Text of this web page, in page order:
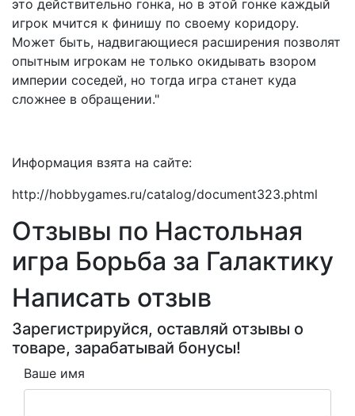
это действительно гонка, но в этой гонке каждый
игрок мчится к финишу по своему коридору.
Может быть, надвигающиеся расширения позволят
опытным игрокам не только окидывать взором
империи соседей, но тогда игра станет куда
сложнее в обращении."
Информация взята на сайте:
http://hobbygames.ru/catalog/document323.phtml
Отзывы по Настольная
игра Борьба за Галактику
Написать отзыв
Зарегистрируйся, оставляй отзывы о
товаре, зарабатывай бонусы!
Ваше имя